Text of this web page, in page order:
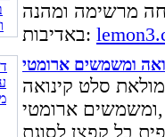
באדיבות:
ומשמשים ארומטי
סלט קינואה
ומשמשים ארומטי,